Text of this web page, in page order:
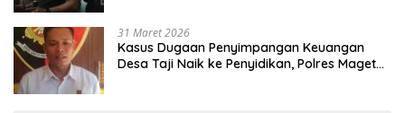
31 Maret 2026
Kasus Dugaan Penyimpangan Keuangan
Desa Taji Naik ke Penyidikan, Polres Magetan